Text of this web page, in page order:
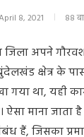
8, 2021 88
जिला अपने
बुंदेलखंड क्षेत्र के
गया था, यही
ऐसा माना जाता
हैं, जिसका